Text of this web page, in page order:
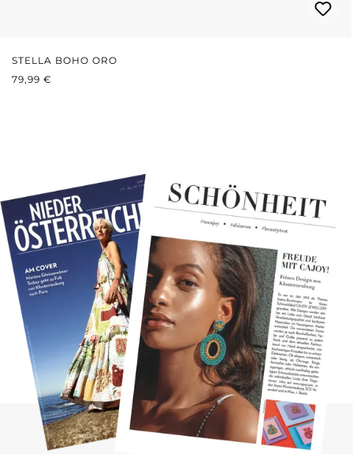
STELLA BOHO ORO
PREZZO NORMALE:
79,99 €